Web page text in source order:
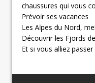
chaussures qui vous
Prévoir ses vacances
Les Alpes du Nord,
Découvrir les Fjords
Et si vous alliez